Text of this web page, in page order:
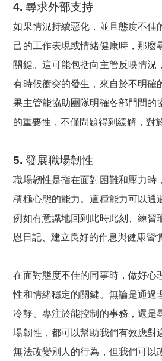
4. 尋求外部支持
如果情況持續惡化，並且態度不佳
己的工作表現或情緒健康時，那麼
關鍵。這可能包括向主管反映情況
有時候衝突的發生，來自於不明確
果主管能協助團隊明確各部門間的
的重要性，不僅問題得到緩解，對
5. 發展職場韌性
職場韌性是指在面對困難和壓力時
積極心態的能力。這種能力可以通
例如有意識地回到此時此刻、練習
恩日記、建立良好的作息與健康習
在面對態度不佳的同事時，做好心
性和情緒穩定的關鍵。無論是通過
冷靜、專注於能控制的事務，還是
場韌性，都可以幫助我們有效應對
無法改變別人的行為，但我們可以